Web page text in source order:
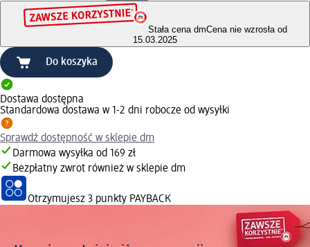
Stała cena dmCena nie wzrosła od
15.03.2025
Do koszyka
Dostawa dostępna
Standardowa dostawa w 1-2 dni robocze od wysyłki
Sprawdź dostępność w sklepie dm
Darmowa wysyłka od 169 zł
Bezpłatny zwrot również w sklepie dm
Otrzymujesz 3 punkty PAYBACK